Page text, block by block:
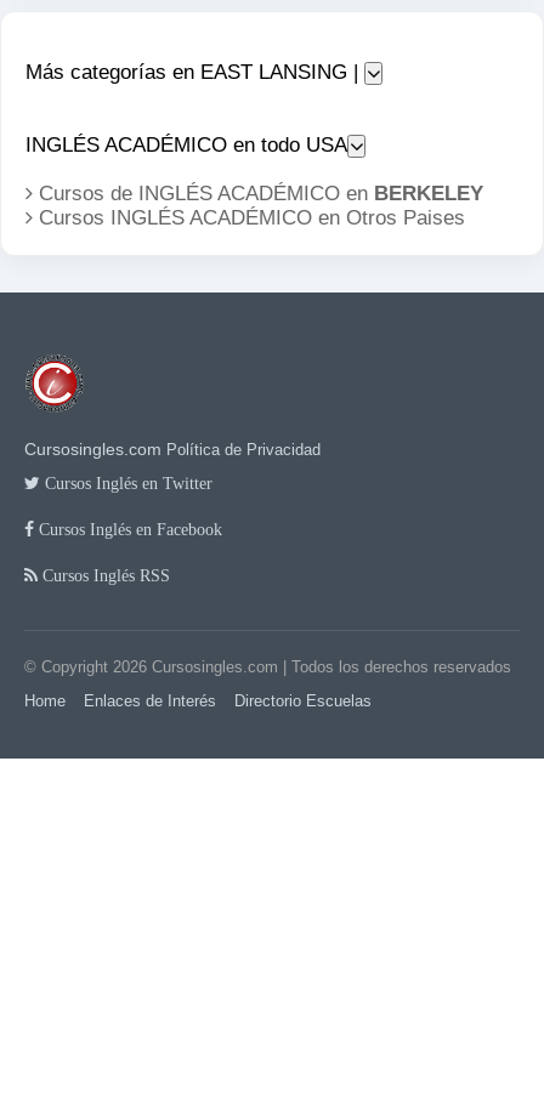
Más categorías en EAST LANSING |
INGLÉS ACADÉMICO en todo USA
Cursos de INGLÉS ACADÉMICO en BERKELEY
Cursos INGLÉS ACADÉMICO en Otros Paises
Cursosingles.com Política de Privacidad
Cursos Inglés en Twitter
Cursos Inglés en Facebook
Cursos Inglés RSS
© Copyright 2026 Cursosingles.com | Todos los derechos reservados
Home
Enlaces de Interés Directorio Escuelas